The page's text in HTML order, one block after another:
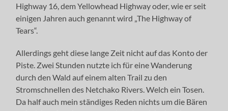
Highway 16, dem Yellowhead Highway oder, wie er seit
einigen Jahren auch genannt wird „The Highway of
Tears“.
Allerdings geht diese lange Zeit nicht auf das Konto der
Piste. Zwei Stunden nutzte ich für eine Wanderung
durch den Wald auf einem alten Trail zu den
Stromschnellen des Netchako Rivers. Welch ein Tosen.
Da half auch mein ständiges Reden nichts um die Bären